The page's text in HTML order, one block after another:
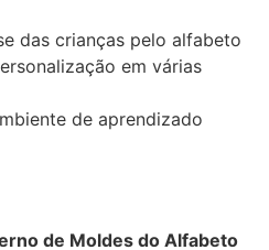
das crianças pelo alfabeto
em várias
de aprendizado
de Moldes do Alfabeto